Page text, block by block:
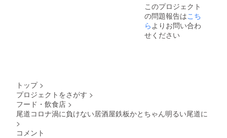
このプロジェクト
の問題報告はこち
ら よりお問い合わ
せください
トップ >
プロジェクトをさがす >
フード・飲食店 >
尾道コロナ渦に負けない居酒屋鉄板かとちゃん明るい尾道に
>
コメント